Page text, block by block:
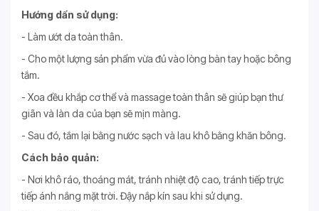
Hướng dẩn sử dụng:
- Làm ướt da toàn thân.
- Cho một lượng sản phẩm vừa đủ vào lòng bàn tay hoặc bông
tắm.
- Xoa đều khắp cơ thể và massage toàn thân sẽ giúp bạn thư
giãn và làn da của bạn sẽ mịn màng.
- Sau đó, tắm lại bằng nước sạch và lau khô bằng khăn bông.
Cách bảo quản:
- Nơi khô ráo, thoáng mát, tránh nhiệt độ cao, tránh tiếp trực
tiếp ánh nắng mặt trời. Đậy nắp kín sau khi sử dụng.